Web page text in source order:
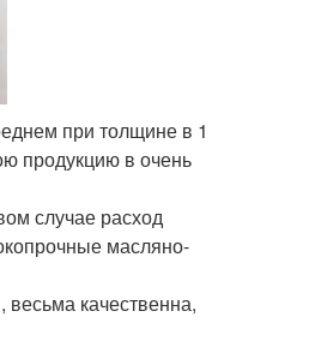
при толщине в 1
продукцию в очень
случае расход
масляно-
качественна,